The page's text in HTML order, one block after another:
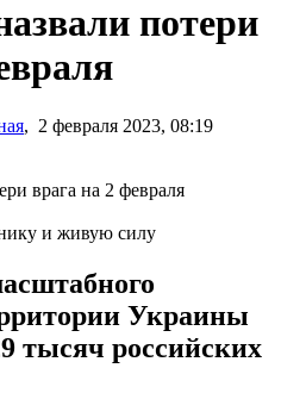
потери
, 2 февраля 2023, 08:19
и живую силу
Украины
тысяч российских